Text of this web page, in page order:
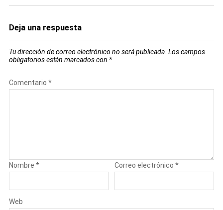
Deja una respuesta
Tu dirección de correo electrónico no será publicada. Los campos
obligatorios están marcados con *
Comentario *
Nombre * Correo electrónico*
Web